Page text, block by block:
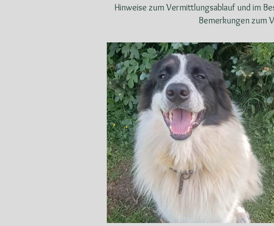
Hinweise zum Vermittlungsablauf und im
Bemerkungen zum